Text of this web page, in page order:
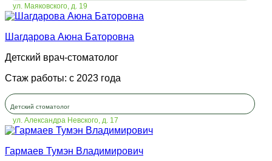
ул. Маяковского, д. 19
Шагдарова Аюна Баторовна
Детский врач-стоматолог
Стаж работы: с 2023 года
Детский стоматолог
ул. Александра Невского, д. 17
Гармаев Тумэн Владимирович